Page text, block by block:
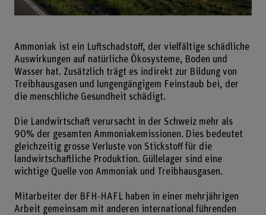
Ammoniak ist ein Luftschadstoff, der vielfältige schädliche
Auswirkungen auf natürliche Ökosysteme, Boden und
Wasser hat. Zusätzlich trägt es indirekt zur Bildung von
Treibhausgasen und lungengängigem Feinstaub bei, der
die menschliche Gesundheit schädigt.
Die Landwirtschaft verursacht in der Schweiz mehr als
90% der gesamten Ammoniakemissionen. Dies bedeutet
gleichzeitig grosse Verluste von Stickstoff für die
landwirtschaftliche Produktion. Güllelager sind eine
wichtige Quelle von Ammoniak und Treibhausgasen.
Mitarbeiter der BFH-HAFL haben in einer mehrjährigen
Arbeit gemeinsam mit anderen international führenden